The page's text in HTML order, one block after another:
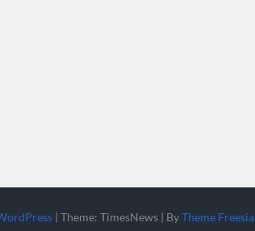
| Theme: TimesNews | ByTheme Freesia